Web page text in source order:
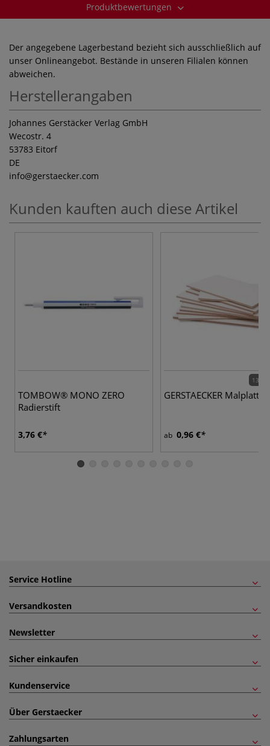
Produktbewertungen
Der angegebene Lagerbestand bezieht sich ausschließlich auf
unser Onlineangebot. Bestände in unseren Filialen können
abweichen.
Herstellerangaben
Johannes Gerstäcker Verlag GmbH
Wecostr. 4
53783 Eitorf
DE
info@gerstaecker.com
Kunden kauften auch diese Artikel
TOMBOW® MONO ZERO
Radierstift
3,76 €
13
GERSTAECKER Malplatten
ab 0,96 €
Service Hotline
Versandkosten
Newsletter
Sicher einkaufen
Kundenservice
Über Gerstaecker
Zahlungsarten